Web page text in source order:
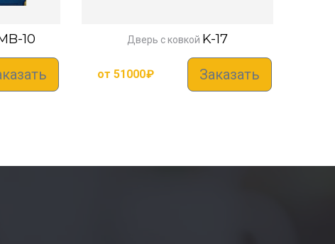
10 Дверь с ковкой K-17
от 51000₽ Заказать